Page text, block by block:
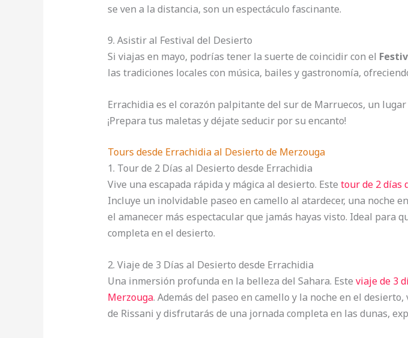
se ven a la distancia, son un espectáculo fascinante.
9. Asistir al Festival del Desierto
Si viajas en mayo, podrías tener la suerte de coincidir con el
las tradiciones locales con música, bailes y gastronomía,
Errachidia es el corazón palpitante del sur de Marruecos, un
¡Prepara tus maletas y déjate seducir por su encanto!
Tours desde Errachidia al Desierto de Merzouga
1. Tour de 2 Días al Desierto desde Errachidia
Vive una escapada rápida y mágica al desierto. Este tour de 2 días
Incluye un inolvidable paseo en camello al atardecer, una noche
el amanecer más espectacular que jamás hayas visto. Ideal para
completa en el desierto.
2. Viaje de 3 Días al Desierto desde Errachidia
Una inmersión profunda en la belleza del Sahara. Este viaje de 3
Merzouga. Además del paseo en camello y la noche en el
de Rissani y disfrutarás de una jornada completa en las dunas,